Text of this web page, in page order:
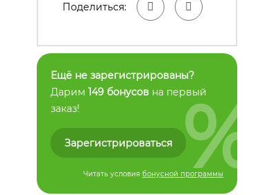
Поделиться:
Ещё не зарегистрированы?
Дарим 149 бонусовна первый
заказ!
Зарегистрироваться
Читать условия бонусной программы
%